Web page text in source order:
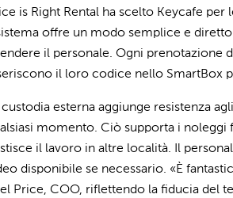
is Right Rental ha scelto Keycafe
offre un modo semplice e
il personale. Ogni prenotazione
il loro codice nello SmartBox
custodia esterna aggiunge resistenza
momento. Ciò supporta i
il lavoro in altre località. Il
disponibile se necessario. «È
Price, COO, riflettendo la fiducia del